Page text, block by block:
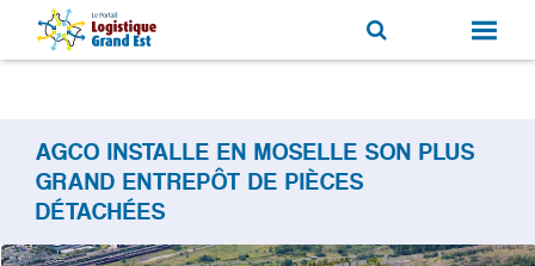
AGCO INSTALLE EN MOSELLE SON PLUS
GRAND ENTREPÔT DE PIÈCES
DÉTACHÉES